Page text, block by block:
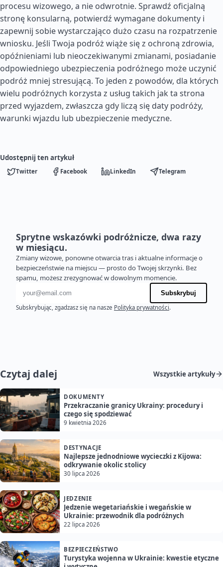
procesu wizowego, a nie odwrotnie. Sprawdź oficjalną
stronę konsularną, potwierdź wymagane dokumenty i
zapewnij sobie wystarczająco dużo czasu na rozpatrzenie
wniosku. Jeśli Twoja podróż wiąże się z ochroną zdrowia,
opóźnieniami lub nieoczekiwanymi zmianami, posiadanie
odpowiedniego ubezpieczenia podróżnego może uczynić
podróż mniej stresującą. To jeden z powodów, dla których
wielu podróżnych korzysta z usług takich jak ta strona
przed wyjazdem, zwłaszcza gdy liczą się daty podróży,
warunki wjazdu lub ubezpieczenie medyczne.
Udostępnij ten artykuł
Twitter Facebook LinkedIn Telegram
Sprytne wskazówki podróżnicze, dwa razy
w miesiącu.
Zmiany wizowe, ponowne otwarcia tras i aktualne informacje o
bezpieczeństwie na miejscu — prosto do Twojej skrzynki. Bez
spamu, możesz zrezygnować w dowolnym momencie.
Adres e-mail
Subskrybuj
Subskrybując, zgadzasz się na nasze Polityka prywatności.
Czytaj dalej Wszystkie artykuły
DOKUMENTY
Przekraczanie granicy Ukrainy: procedury i
czego się spodziewać
9 kwietnia 2026
DESTYNACJE
Najlepsze jednodniowe wycieczki z Kijowa:
odkrywanie okolic stolicy
30 lipca 2026
JEDZENIE
Jedzenie wegetariańskie i wegańskie w
Ukrainie: przewodnik dla podróżnych
22 lipca 2026
BEZPIECZEŃSTWO
Turystyka wojenna w Ukrainie: kwestie etyczne